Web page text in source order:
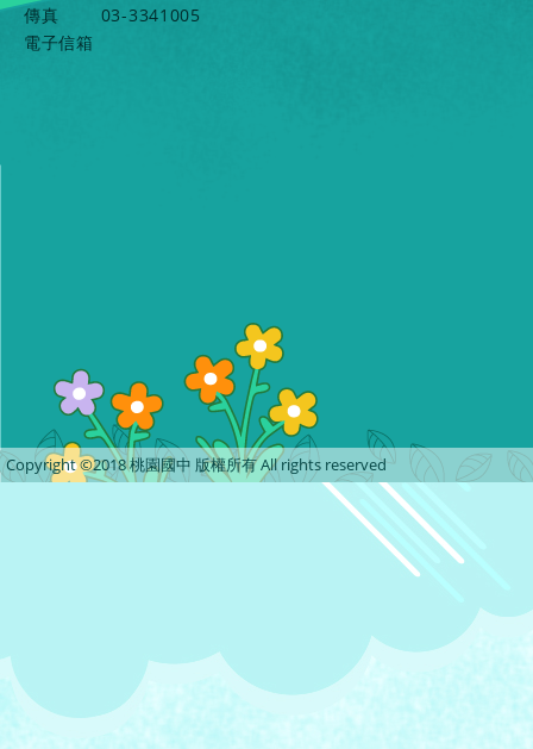
傳真
03-3341005
電子信箱
Copyright ©2018 桃園國中 版權所有 All rights reserved